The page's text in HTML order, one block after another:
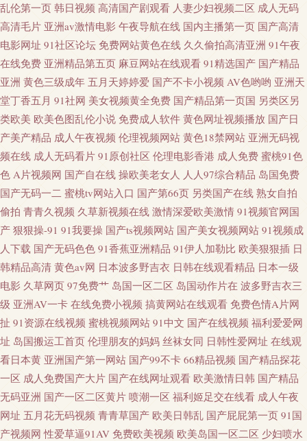
乱伦第一页 韩日视频 高清国产剧观看 人妻少妇视频二区 成人无码
高清毛片 亚洲av激情电影 午夜导航在线 国内主播第一页 国产高清
电影网址 91社区论坛 免费网站黄色在线 久久偷拍高清亚洲 91午夜
在线免费 亚洲精品第五页 麻豆网站在线观看 91精选国产 国产精品
亚洲 黄色三级成年 五月天婷婷爱 国产不卡小视频 AV色哟哟 亚洲天
堂丁香五月 91社网 美女视频黄全免费 国产精品第一页国 另类区另
类欧美 欧美色图乱伦小说 免费成人软件 黄色网址视频播放 国产日
产美产精品 成人午夜视频 伦理视频网站 黄色18禁网站 亚洲无码视
频在线 成人无码看片 91原创社区 伦理电影香港 成人免费 蜜桃91色
色 A片视频网 国产自在线 操欧美老女人 人人97综合精品 岛国免费
国产无码一二 蜜桃tv网站入口 国产第66页 另类国产在线 熟女自拍
偷拍 青青久视频 久草新视频在线 激情深爱欧美激情 91视频官网国
产 狠狠操-91 91我要操 国产ts视频网站 国产美女视频网站 91视频成
人下载 国产无码色色 91香蕉亚洲精品 91伊人加勒比 欧美狠狠插 日
韩精品高清 黄色av网 日本波多野吉衣 日韩在线观看精品 日本一级
电影 久草网页 97免费艹 岛国一区二区 岛国动作片在 波多野吉衣三
级 亚洲AV一卡 在线免费小视频 搞黄网站在线观看 免费色情A片网
扯 91资源在线视频 蜜桃视频网站 91中文 国产在线视频 福利爱爱网
址 岛国搬运工首页 伦理朋友的妈妈 丝袜女同 日韩性爱网址 在线观
看日本黄 亚洲国产第一网站 国产99不卡 66精品视频 国产精品探花
一区 成人免费国产大片 国产在线网址观看 欧美激情日韩 国产精品
无码亚洲 国产一区二区黄片 喷潮一区 福利姬足交在线看 成人午夜
网址 五月花无码视频 青青草国产 欧美日韩乱 国产屁屁第一页 91国
产视频网 性爱草逼91AV 免费欧美视频 欧美岛国一区二区 少妇喷水